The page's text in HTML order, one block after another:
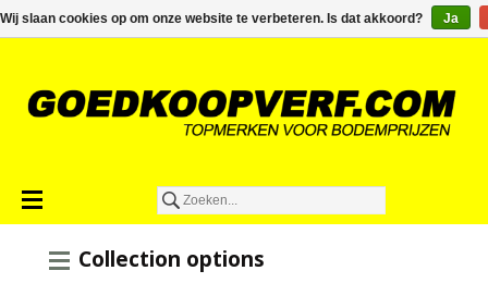
€0,00
Collection options
Wij slaan cookies op om onze website te verbeteren. Is dat akkoord? Ja